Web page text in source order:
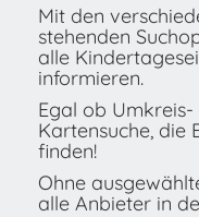
Mit den
stehenden
alle
informieren.
Egal ob
Kartensuche, die
finden!
Ohne
alle Anbieter in